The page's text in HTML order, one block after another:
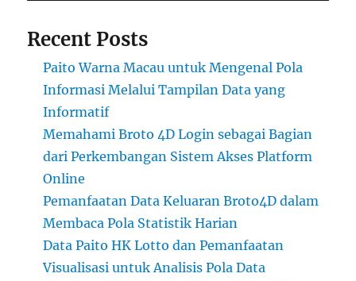
Recent Posts
Paito Warna Macau untuk Mengenal Pola
Informasi Melalui Tampilan Data yang
Informatif
Memahami Broto 4D Login sebagai Bagian
dari Perkembangan Sistem Akses Platform
Online
Pemanfaatan Data Keluaran Broto4D dalam
Membaca Pola Statistik Harian
Data Paito HK Lotto dan Pemanfaatan
Visualisasi untuk Analisis Pola Data